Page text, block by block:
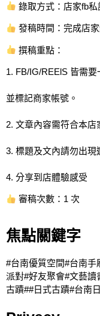
錄取方式：店家fb
發稿時間：完成店
撰稿重點：
1. FB/IG/REElS 皆需
並標記商家帳號。
2. 文章內容需符合本店
3. 標題及文內請勿出現
4. 分享到店體驗感受
審稿次數：1 次
焦點關鍵字
#台南優質空間#台南
派對#好友聚會#文藝
古蹟##日式古蹟#台南